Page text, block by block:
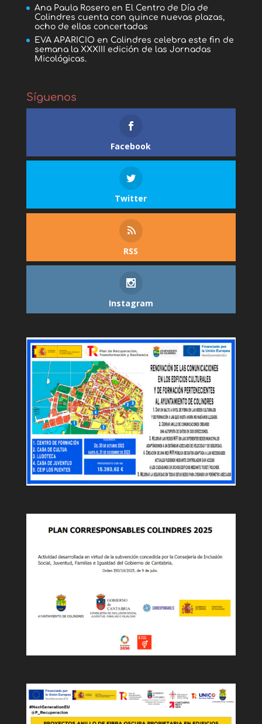
Ana Paula Roseroen El Centro de Día de
Colindres cuenta con quince nuevas plazas,
ocho de ellas concertadas
EVA APARICIO en Colindres celebra este fin de
semana la XXXIII edición de las Jornadas
Micológicas.
Síguenos
Facebook
Twitter
RSS
Instagram